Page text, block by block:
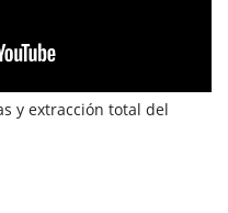
y extracción total del